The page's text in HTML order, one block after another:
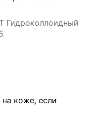
Гидроколлоидный
коже, если